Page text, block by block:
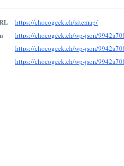
https://chocogeek.ch/sitemap/
https://chocogeek.ch/wp-json/
https://chocogeek.ch/wp-json/
https://chocogeek.ch/wp-json/